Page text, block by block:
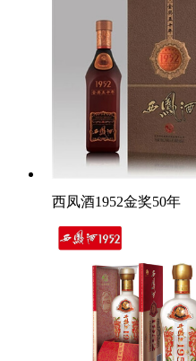
西凤酒1952金奖50年